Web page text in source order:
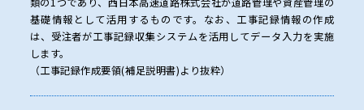
基礎情報として活用するものです。なお、工事記録情報の作成
は、受注者が工事記録収集システムを活用してデータ入力を実施
します。
（工事記録作成要領(補足説明書)より抜粋）